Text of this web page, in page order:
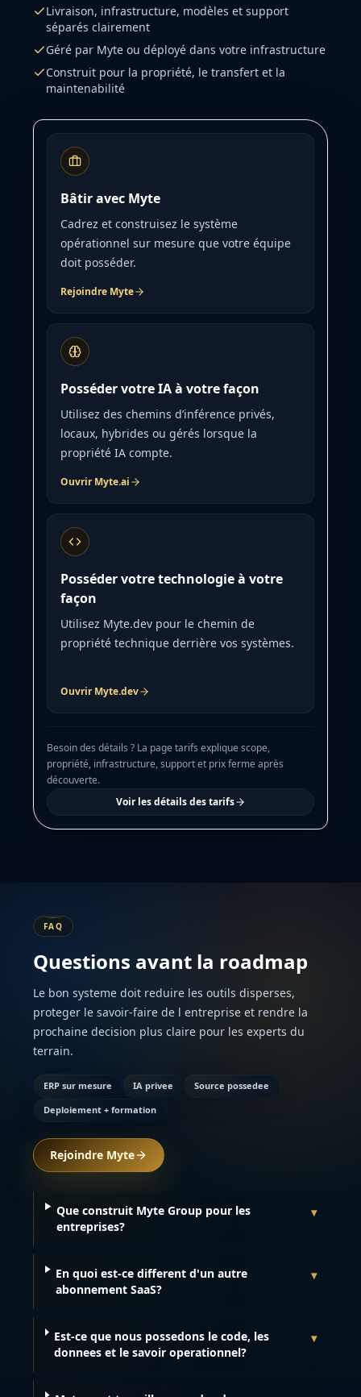
Livraison, infrastructure, modèles et support
séparés clairement
Géré par Myte ou déployé dans votre infrastructure
Construit pour la propriété, le transfert et la
maintenabilité
Bâtir avec Myte
Cadrez et construisez le système
opérationnel sur mesure que votre équipe
doit posséder.
Rejoindre Myte
Posséder votre IA à votre façon
Utilisez des chemins d’inférence privés,
locaux, hybrides ou gérés lorsque la
propriété IA compte.
Ouvrir Myte.ai
Posséder votre technologie à votre
façon
Utilisez Myte.dev pour le chemin de
propriété technique derrière vos systèmes.
Ouvrir Myte.dev
Besoin des détails ? La page tarifs explique scope,
propriété, infrastructure, support et prix ferme après
découverte.
Voir les détails des tarifs
FAQ
Questions avant la roadmap
Le bon systeme doit reduire les outils disperses,
proteger le savoir-faire de l entreprise et rendre la
prochaine decision plus claire pour les experts du
terrain.
ERP sur mesure IA privee
Source possedee
Deploiement + formation
Rejoindre Myte
Que construit Myte Group pour les
entreprises?
▾
En quoi est-ce different d'un autre
abonnement SaaS?
▾
Est-ce que nous possedons le code, les
donnees et le savoir operationnel?
▾